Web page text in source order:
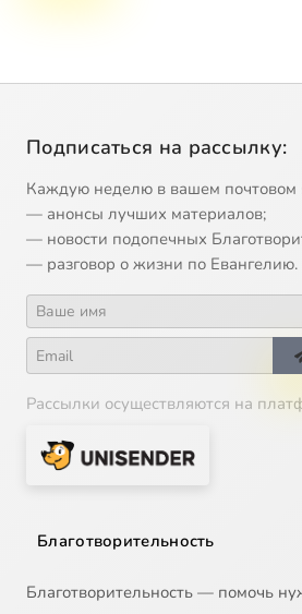
Подписаться на рассылку:
Каждую неделю в вашем почтовом
— анонсы лучших материалов;
— новости подопечных
— разговор о жизни по Евангелию.
Рассылки осуществляются на
Благотворительность
Благотворительность — помочь